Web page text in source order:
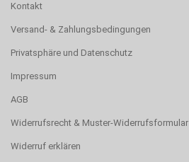
Kontakt
Versand- & Zahlungsbedingungen
Privatsphäre und Datenschutz
Impressum
AGB
Widerrufsrecht & Muster-Widerrufsformular
Widerruf erklären